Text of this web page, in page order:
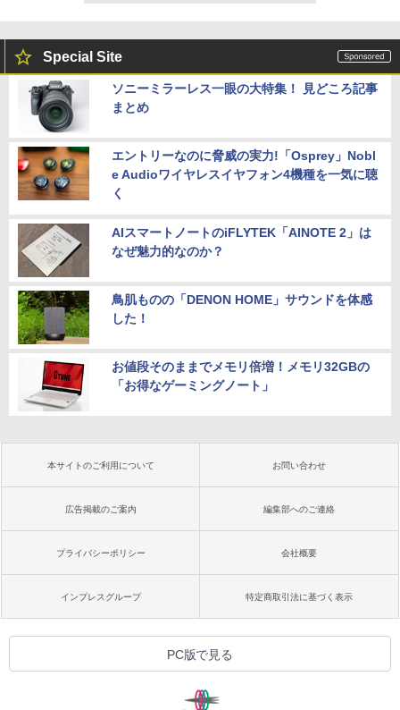
Special Site
ソニーミラーレス一眼の大特集！ 見どころ記事
まとめ
エントリーなのに脅威の実力!「Osprey」Nobl
e Audioワイヤレスイヤフォン4機種を一気に聴
く
AIスマートノートのiFLYTEK「AINOTE 2」は
なぜ魅力的なのか？
鳥肌ものの「DENON HOME」サウンドを体感
した！
お値段そのままでメモリ倍増！メモリ32GBの
「お得なゲーミングノート」
本サイトのご利用について お問い合わせ
広告掲載のご案内 編集部へのご連絡
プライバシーポリシー 会社概要
インプレスグループ 特定商取引法に基づく表示
PC版で見る